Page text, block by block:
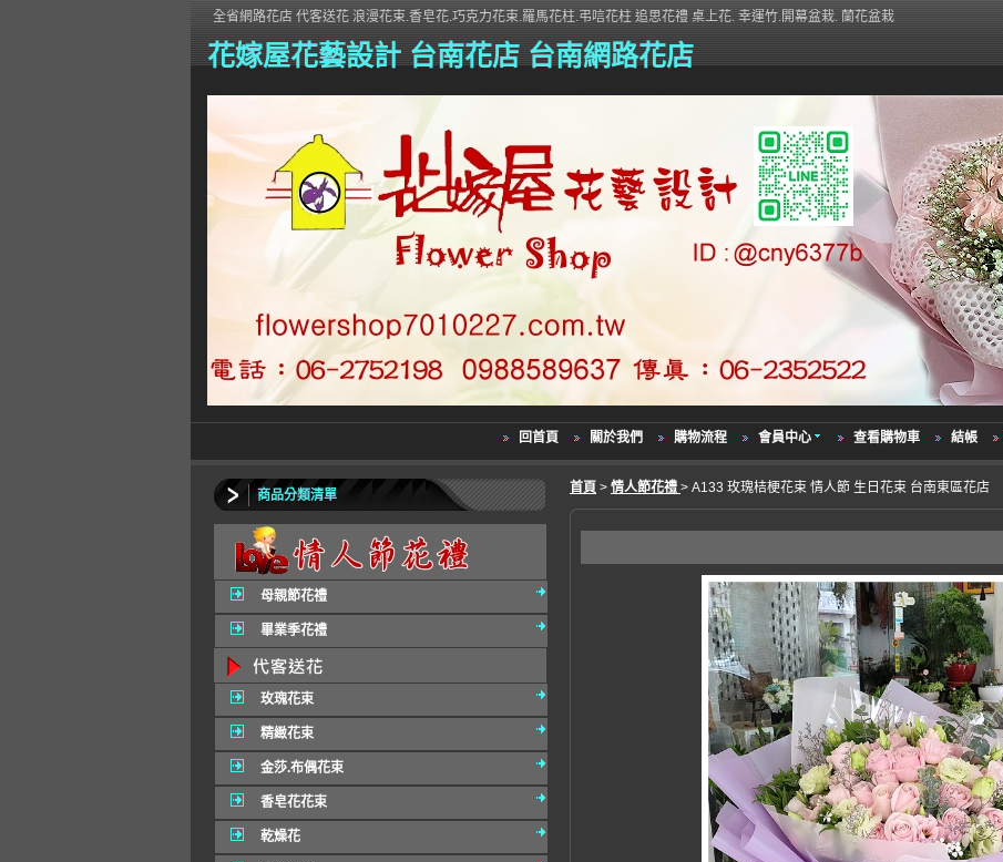
花嫁屋花藝設計 台南花店 台南網路花店
全省網路花店 代客送花 浪漫花束.香皂花.巧克力花束.羅馬花柱.弔唁花柱 追思花禮 桌上花. 幸運竹.開幕盆栽. 蘭花盆栽
回首頁 關於我們 購物流程 會員中心 查看購物車 結帳
商品分類清單
母親節花禮
畢業季花禮
玫瑰花束
精緻花束
金莎.布偶花束
香皂花花束
乾燥花
首頁 > 情人節花禮 > A133 玫瑰桔梗花束 情人節 生日花束 台南東區花店